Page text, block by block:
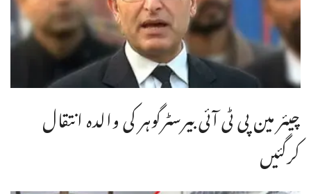
چیئر مین پی ٹی آئی بیرسٹرگوہر کی والدہ انتقال
کرگئیں